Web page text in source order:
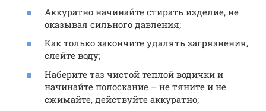
Аккуратно начинайте стирать изделие, не
оказывая сильного давления;
Как только закончите удалять загрязнения,
слейте воду;
Наберите таз чистой теплой водички и
начинайте полоскание – не тяните и не
сжимайте, действуйте аккуратно;